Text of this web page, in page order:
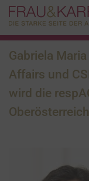
Gabriela
Affairs und
wird die